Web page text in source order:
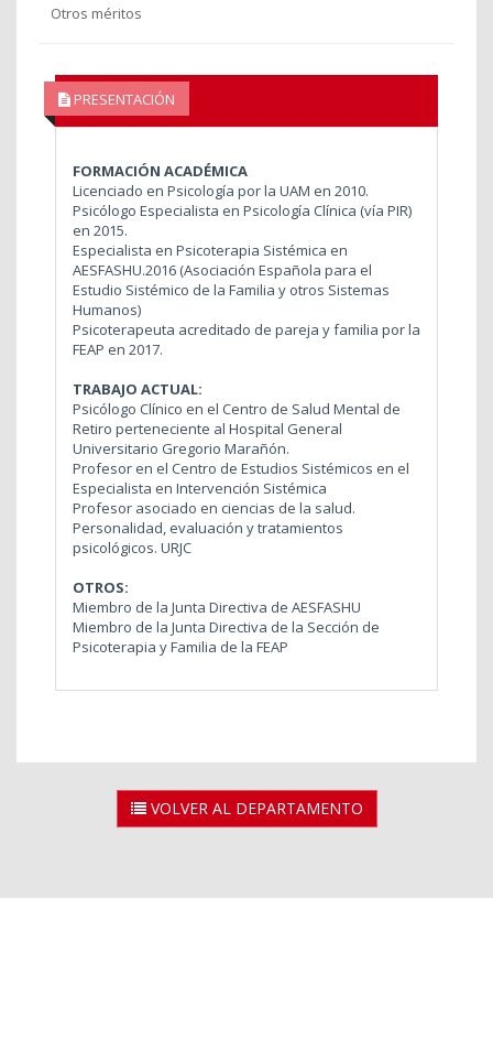
Otros méritos
PRESENTACIÓN
FORMACIÓN ACADÉMICA
Licenciado en Psicología por la UAM en 2010.
Psicólogo Especialista en Psicología Clínica (vía PIR)
en 2015.
Especialista en Psicoterapia Sistémica en
AESFASHU.2016 (Asociación Española para el
Estudio Sistémico de la Familia y otros Sistemas
Humanos)
Psicoterapeuta acreditado de pareja y familia por la
FEAP en 2017.
TRABAJO ACTUAL:
Psicólogo Clínico en el Centro de Salud Mental de
Retiro perteneciente al Hospital General
Universitario Gregorio Marañón.
Profesor en el Centro de Estudios Sistémicos en el
Especialista en Intervención Sistémica
Profesor asociado en ciencias de la salud.
Personalidad, evaluación y tratamientos
psicológicos. URJC
OTROS:
Miembro de la Junta Directiva de AESFASHU
Miembro de la Junta Directiva de la Sección de
Psicoterapia y Familia de la FEAP
VOLVER AL DEPARTAMENTO